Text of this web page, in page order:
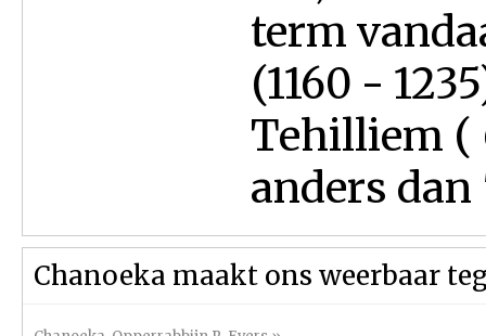
term
(1160 -
Tehilliem (
anders dan
Chanoeka maakt ons weerbaar